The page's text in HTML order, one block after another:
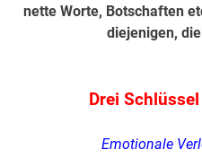
nette Worte, Botschaften
diejenigen,
Drei
Emotionale